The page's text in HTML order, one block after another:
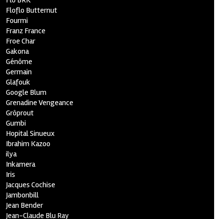
Floflo Butternut
Fourmi
Franz France
Froe Char
Gakona
Génôme
Germain
Glafouk
Google Blum
Grenadine Vengeance
Grôprout
Gumbi
Hopital Sinueux
Ibrahim Kazoo
ilya
Inkamera
Iris
Jacques Cochise
Jambonbill
Jean Bender
Jean-Claude Blu Ray